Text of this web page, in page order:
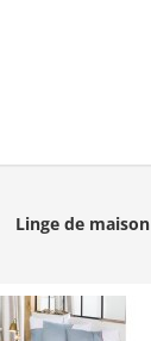
Linge de maison